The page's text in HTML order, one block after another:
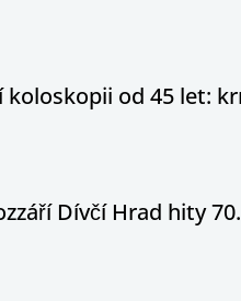
koloskopii od 45 let:
Dívčí Hrad hity